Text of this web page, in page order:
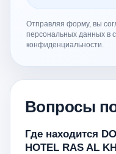
Отправляя форму, вы
персональных данных в
конфиденциальности.
Вопросы
Где находится
HOTEL RAS AL